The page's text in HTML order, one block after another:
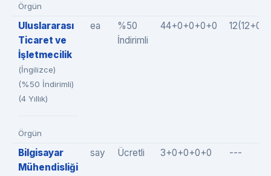
Örgün
Uluslararası
Ticaret ve
İşletmecilik
(İngilizce)
(%50 İndirimli)
(4 Yıllık)
Örgün
ea
%50
İndirimli
44+0+0+0+0
Bilgisayar
Mühendisliği
say Ücretli 3+0+0+0+0 ---